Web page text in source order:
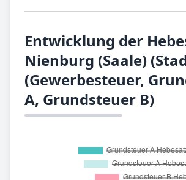
Entwicklung der
Nienburg (Saale)
(Gewerbesteuer,
A, Grundsteuer B)